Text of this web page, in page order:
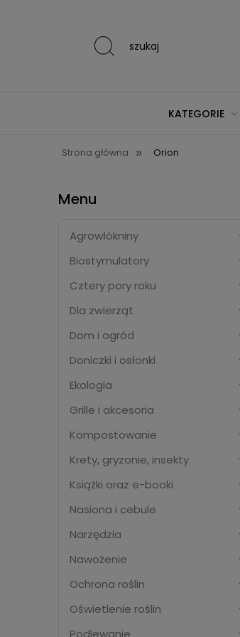
szukaj
KATEGORIE
Strona główna » Orion
Menu
Agrowłókniny
Biostymulatory
Cztery pory roku
Dla zwierząt
Dom i ogród
Doniczki i osłonki
Ekologia
Grille i akcesoria
Kompostowanie
Krety, gryzonie, insekty
Książki oraz e-booki
Nasiona i cebule
Narzędzia
Nawożenie
Ochrona roślin
Oświetlenie roślin
Podlewanie